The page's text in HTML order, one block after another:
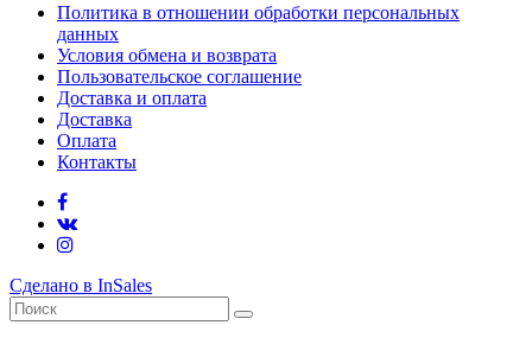
Политика в отношении обработки персональных
данных
Условия обмена и возврата
Пользовательское соглашение
Доставка и оплата
Доставка
Оплата
Контакты
Сделано в InSales